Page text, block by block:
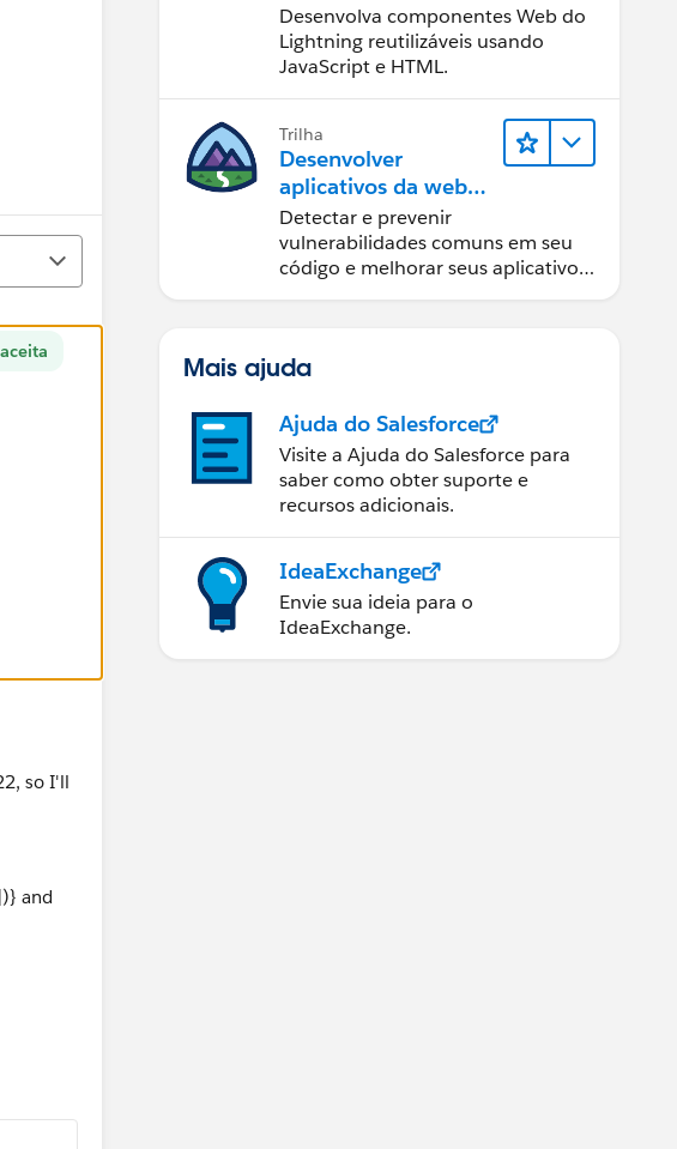
so I'll
and
Desenvolva componentes Web do
Lightning reutilizáveis usando
JavaScript e HTML.
Trilha
Desenvolver
aplicativos da web
seguros
Detectar e prevenir
vulnerabilidades comuns em seu
código e melhorar seus aplicativos
Mais ajuda
Ajuda do Salesforce
Visite a Ajuda do Salesforce para
saber como obter suporte e
recursos adicionais.
IdeaExchange
Envie sua ideia para o
IdeaExchange.